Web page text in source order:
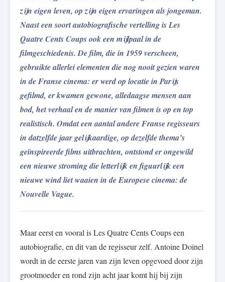
zijn eigen leven, op zijn eigen ervaringen als jongeman.
Naast een soort autobiografische vertelling is Les
Quatre Cents Coups ook een mijlpaal in de
filmgeschiedenis. De film, die in 1959 verscheen,
gebruikte allerlei elementen die nog nooit gezien waren
in de Franse cinema: er werd op locatie in Parijs
gefilmd, er kwamen gewone, alledaagse mensen aan
bod, het verhaal en de manier van filmen is op en top
realistisch. Omdat een aantal andere Franse regisseurs
in datzelfde jaar gelijkaardige, op dezelfde thema’s
geïnspireerde films uitbrachten, ontstond er ongewild
een nieuwe stroming die letterlijk en figuurlijk een
nieuwe wind liet waaien in de Europese cinema: de
Nouvelle Vague.
Maar eerst en vooral is Les Quatre Cents Coups een
autobiografie, en dit van de regisseur zelf. Antoine Doinel
wordt in de eerste jaren van zijn leven opgevoed door zijn
grootmoeder en rond zijn acht jaar komt hij bij zijn